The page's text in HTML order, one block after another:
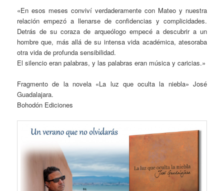
«En esos meses conviví verdaderamente con Mateo y nuestra
relación empezó a llenarse de confidencias y complicidades.
Detrás de su coraza de arqueólogo empecé a descubrir a un
hombre que, más allá de su intensa vida académica, atesoraba
otra vida de profunda sensibilidad.
El silencio eran palabras, y las palabras eran música y caricias.»
Fragmento de la novela «La luz que oculta la niebla» José
Guadalajara.
Bohodón Ediciones